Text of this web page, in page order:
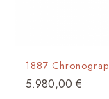
1887
5.980,00€